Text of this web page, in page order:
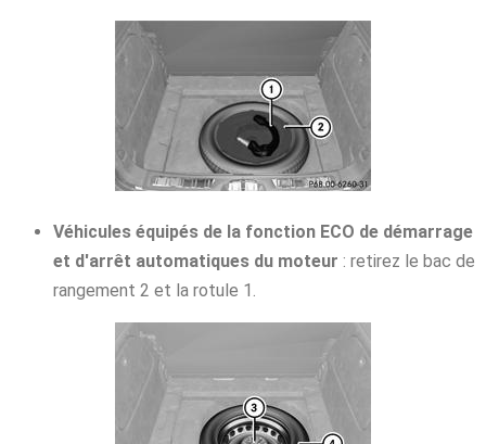
Véhicules équipés de la fonction ECO de démarrage
et d'arrêt automatiques du moteur : retirez le bac de
rangement 2 et la rotule 1.